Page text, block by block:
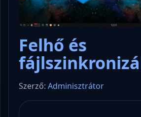
Felhő és
Szerző: Adminisztrátor